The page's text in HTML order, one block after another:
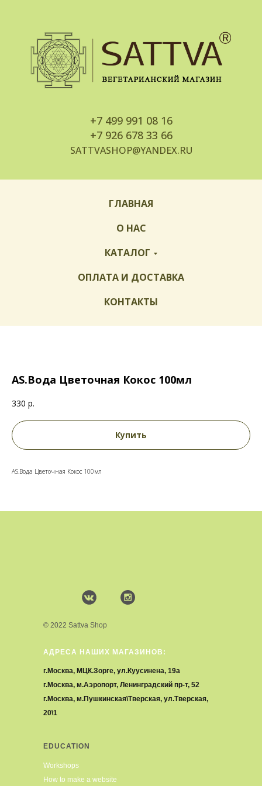
+7 499 991 08 16
+7 926 678 33 66
SATTVASHOP@YANDEX.RU
ГЛАВНАЯ
О НАС
КАТАЛОГ
ОПЛАТА И ДОСТАВКА
КОНТАКТЫ
AS.Вода Цветочная Кокос 100мл
330 р.
Купить
AS.Вода Цветочная Кокос 100мл
АДРЕСА НАШИХ МАГАЗИНОВ:
г.Москва, МЦК.Зорге, ул.Куусинена, 19а
г.Москва, м.Аэропорт, Ленинградский пр-т, 52
г.Москва, м.Пушкинская\Тверская, ул.Тверская,
20\1
EDUCATION
Workshops
How to make a website
© 2022 Sattva Shop